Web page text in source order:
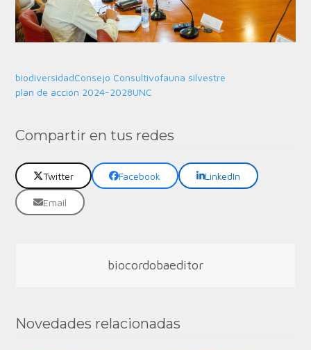
biodiversidadConsejo Consultivofauna silvestre
plan de acción 2024-2028UNC
Compartir en tus redes
Twitter Facebook LinkedIn
Email
biocordobaeditor
Novedades relacionadas